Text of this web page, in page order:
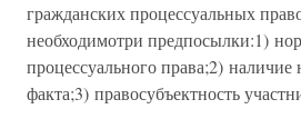
гражданских процессуальных
необходимотри предпосылки:1)
процессуального права;2) наличие
факта;3) правосубъектность